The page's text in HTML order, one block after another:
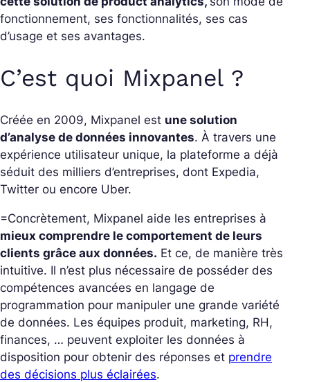
fonctionnement, ses fonctionnalités, ses cas
d’usage et ses avantages.
C’est quoi Mixpanel ?
Créée en 2009, Mixpanel est une solution
d’analyse de données innovantes. À travers une
expérience utilisateur unique, la plateforme a déjà
séduit des milliers d’entreprises, dont Expedia,
Twitter ou encore Uber.
=Concrètement, Mixpanel aide les entreprises à
mieux comprendre le comportement de leurs
clients grâce aux données. Et ce, de manière très
intuitive. Il n’est plus nécessaire de posséder des
compétences avancées en langage de
programmation pour manipuler une grande variété
de données. Les équipes produit, marketing, RH,
finances, … peuvent exploiter les données à
disposition pour obtenir des réponses et prendre
des décisions plus éclairées.